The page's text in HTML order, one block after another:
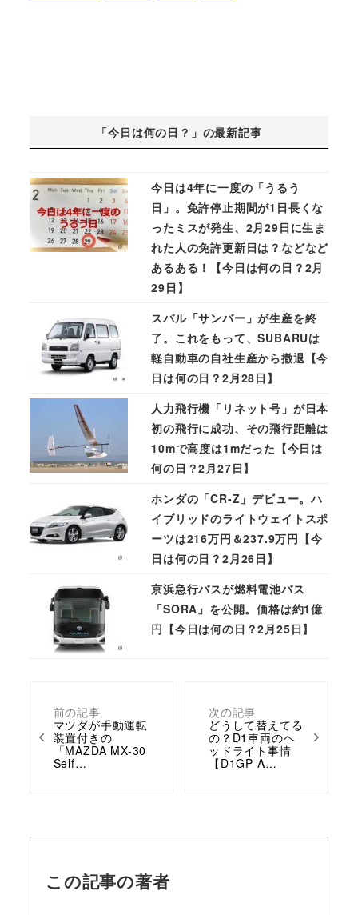
前の記事
マツダが手動運転
装置付きの
「MAZDA MX-30
Self…
次の記事
どうして替えてる
の？D1車両のヘ
ッドライト事情
【D1GP A…
「今日は何の日？」の最新記事
今日は4年に一度の「うるう
日」。免許停止期間が1日長くな
ったミスが発生、2月29日に生ま
れた人の免許更新日は？などなど
あるある！【今日は何の日？2月
29日】
スバル「サンバー」が生産を終
了。これをもって、SUBARUは
軽自動車の自社生産から撤退【今
日は何の日？2月28日】
人力飛行機「リネット号」が日本
初の飛行に成功、その飛行距離は
10mで高度は1mだった【今日は
何の日？2月27日】
ホンダの「CR-Z」デビュー。ハ
イブリッドのライトウェイトスポ
ーツは216万円＆237.9万円【今
日は何の日？2月26日】
京浜急行バスが燃料電池バス
「SORA」を公開。価格は約1億
円【今日は何の日？2月25日】
この記事の著者